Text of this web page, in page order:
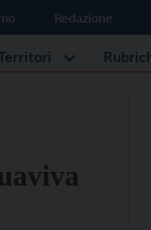
Redazione